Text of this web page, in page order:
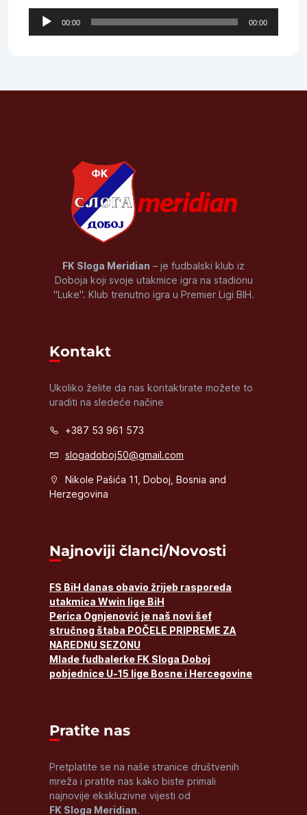
Audio
Player
00:00 00:00
FK Sloga Meridian – je fudbalski klub iz
Doboja koji svoje utakmice igra na stadionu
"Luke". Klub trenutno igra u Premier Ligi BIH.
Kontakt
Ukoliko želite da nas kontaktirate možete to
uraditi na sledeće načine
+387 53 961 573
slogadoboj50@gmail.com
Nikole Pašića 11, Doboj, Bosnia and
Herzegovina
Najnoviji članci/Novosti
FS BiH danas obavio žrijeb rasporeda
utakmica Wwin lige BiH
Perica Ognjenović je naš novi šef
stručnog štaba POČELE PRIPREME ZA
NAREDNU SEZONU
Mlade fudbalerke FK Sloga Doboj
pobjednice U-15 lige Bosne i Hercegovine
Pratite nas
Pretplatite se na naše stranice društvenih
mreža i pratite nas kako biste primali
najnovije ekskluzivne vijesti od
FK Sloga Meridian.